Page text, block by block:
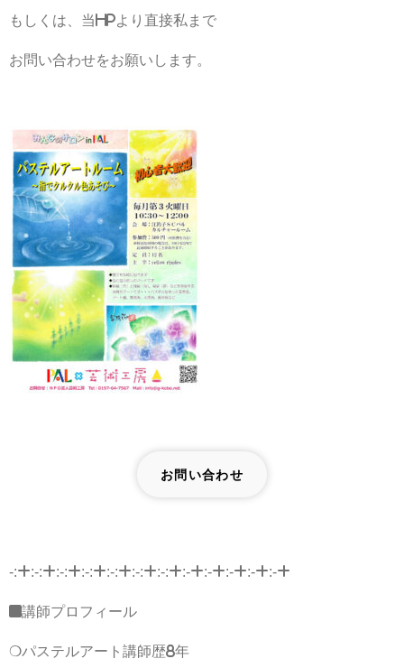
もしくは、当HPより直接私まで
お問い合わせをお願いします。
お問い合わせ
-:+:-:+:-:+:-:+:-:+:-:+:-:+:-+:-+:-+:-+:-+
■講師プロフィール
❍パステルアート講師歴8年